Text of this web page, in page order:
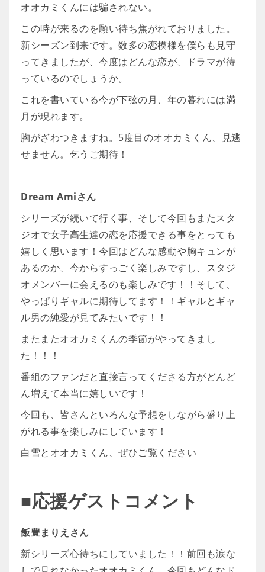
オオカミくんには騙されない。
この時が来るのを願い待ち焦がれておりました。
新シーズン到来です。数多の恋模様を僕らも見守
ってきましたが、今度はどんな恋が、ドラマが待
っているのでしょうか。
これを書いている今が下弦の月、年の暮れには満
月が現れます。
胸がざわつきますね。5度目のオオカミくん、見逃
せません。乞うご期待！
Dream Amiさん
シリーズが続いて行く事、そして今回もまたスタ
ジオで女子高生達の恋を応援できる事をとっても
嬉しく思います！今回はどんな感動や胸キュンが
あるのか、今からすっごく楽しみですし、スタジ
オメンバーに会えるのも楽しみです！！そして、
やっぱりギャルに期待してます！！ギャルとギャ
ル男の純愛が見てみたいです！！
またまたオオカミくんの季節がやってきまし
た！！！
番組のファンだと直接言ってくださる方がどんど
ん増えて本当に嬉しいです！
今回も、皆さんといろんな予想をしながら盛り上
がれる事を楽しみにしています！
白雪とオオカミくん、ぜひご覧ください
■応援ゲストコメント
飯豊まりえさん
新シリーズ心待ちにしていました！！前回も涙な